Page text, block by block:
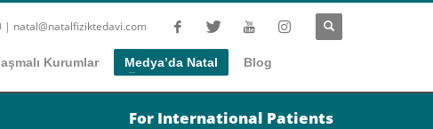
| natal@natalfiziktedavi.com
Kurumlar Medya’da Natal
Blog
For International Patients